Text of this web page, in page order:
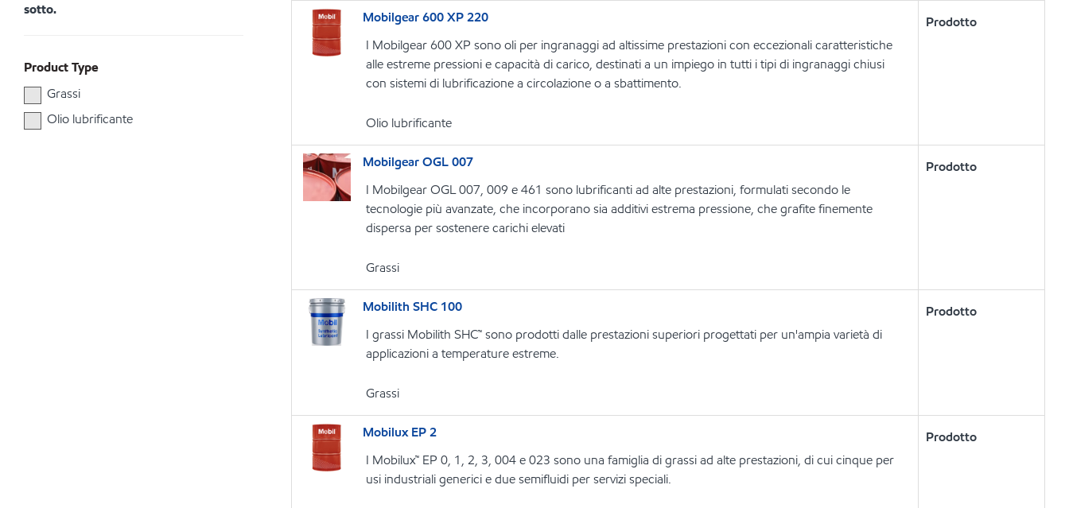
sotto.
Product Type
Grassi
Olio lubrificante
Mobilgear 600 XP 220
I Mobilgear 600 XP sono oli per ingranaggi ad altissime prestazioni con eccezionali caratteristiche
alle estreme pressioni e capacità di carico, destinati a un impiego in tutti i tipi di ingranaggi chiusi
con sistemi di lubrificazione a circolazione o a sbattimento.
Olio lubrificante
Prodotto
Mobilgear OGL 007
I Mobilgear OGL 007, 009 e 461 sono lubrificanti ad alte prestazioni, formulati secondo le
tecnologie più avanzate, che incorporano sia additivi estrema pressione, che grafite finemente
dispersa per sostenere carichi elevati
Grassi
Prodotto
Mobilith SHC 100
I grassi Mobilith SHC™ sono prodotti dalle prestazioni superiori progettati per un'ampia varietà di
applicazioni a temperature estreme.
Grassi
Prodotto
Mobilux EP 2
I Mobilux™ EP 0, 1, 2, 3, 004 e 023 sono una famiglia di grassi ad alte prestazioni, di cui cinque per
usi industriali generici e due semifluidi per servizi speciali.
Prodotto